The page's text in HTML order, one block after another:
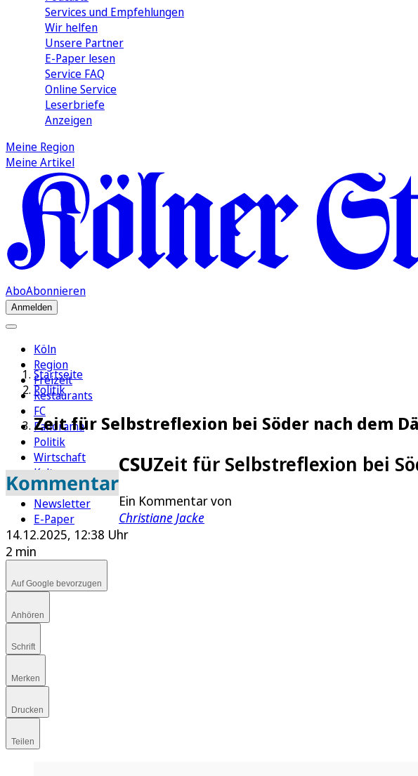
Services und Empfehlungen
Wir helfen
Unsere Partner
E-Paper lesen
Service FAQ
Online Service
Leserbriefe
Anzeigen
Meine Region
Meine Artikel
AboAbonnieren
Anmelden
Köln
Region
Freizeit
Restaurants
FC
Panorama
Politik
Wirtschaft
Kultur
Rätsel
Newsletter
E-Paper
Startseite
Politik
Zeit für Selbstreflexion bei Söder nach dem
Kommentar
CSUZeit für Selbstreflexion bei
Ein Kommentar von
Christiane Jacke
14.12.2025, 12:38 Uhr
2 min
Auf Google bevorzugen
Anhören
Schrift
Merken
Drucken
Teilen